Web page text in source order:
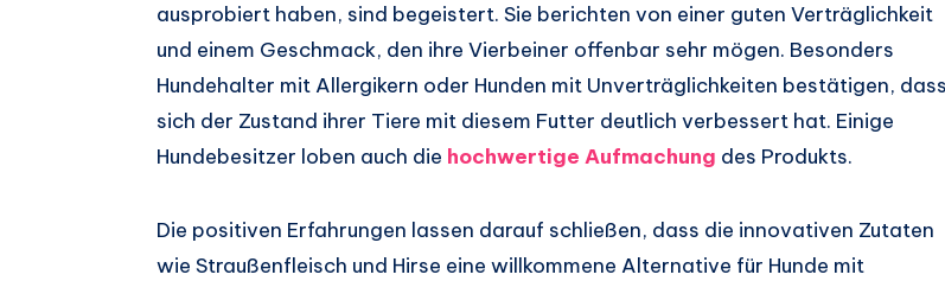
ausprobiert haben, sind begeistert. Sie berichten von einer guten Verträglichkeit
und einem Geschmack, den ihre Vierbeiner offenbar sehr mögen. Besonders
Hundehalter mit Allergikern oder Hunden mit Unverträglichkeiten bestätigen, dass
sich der Zustand ihrer Tiere mit diesem Futter deutlich verbessert hat. Einige
Hundebesitzer loben auch die hochwertige Aufmachung des Produkts.
Die positiven Erfahrungen lassen darauf schließen, dass die innovativen Zutaten
wie Straußenfleisch und Hirse eine willkommene Alternative für Hunde mit